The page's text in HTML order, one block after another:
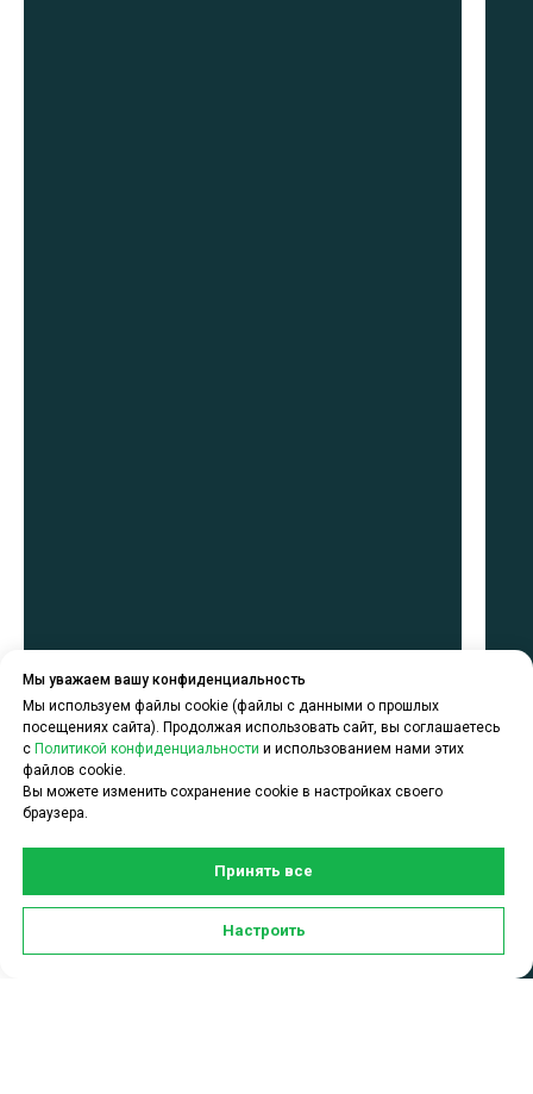
Задать вопрос по услугам
CDEK для Бизнеса можно в чате:
Мы уважаем вашу конфиденциальность
Мы используем файлы cookie (файлы с данными о прошлых
посещениях сайта). Продолжая использовать сайт, вы соглашаетесь
с Политикой конфиденциальности и использованием нами этих
файлов cookie.
Вы можете изменить сохранение cookie в настройках своего
браузера.
Принять все
Настроить